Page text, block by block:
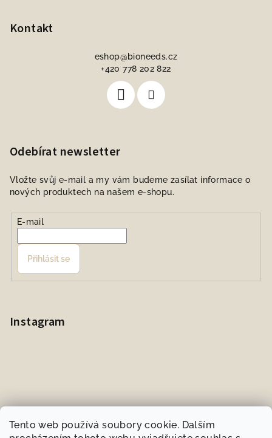
Tento web používá soubory cookie. Dalším
Kontakt
eshop@bioneeds.cz
+420 778 202 822
Odebírat newsletter
Vložte svůj e-mail a my vám budeme zasílat informace o
nových produktech na našem e-shopu.
E-mail
Přihlásit se
Instagram